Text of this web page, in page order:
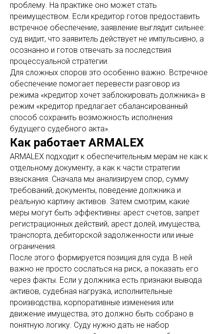
проблему. На практике оно может стать
преимуществом. Если кредитор готов предоставить
встречное обеспечение, заявление выглядит сильнее:
суд видит, что заявитель действует не импульсивно, а
осознанно и готов отвечать за последствия
процессуальной стратегии.
Для сложных споров это особенно важно. Встречное
обеспечение помогает перевести разговор из
режима «кредитор хочет заблокировать должника» в
режим «кредитор предлагает сбалансированный
способ сохранить возможность исполнения
будущего судебного акта».
Как работает ARMALEX
ARMALEX подходит к обеспечительным мерам не как к
отдельному документу, а как к части стратегии
взыскания. Сначала мы анализируем спор, сумму
требований, документы, поведение должника и
реальную картину активов. Затем смотрим, какие
меры могут быть эффективны: арест счетов, запрет
регистрационных действий, арест долей, имущества,
транспорта, дебиторской задолженности или иные
ограничения.
После этого формируется позиция для суда. В ней
важно не просто сослаться на риск, а показать его
через факты. Если у должника есть признаки вывода
активов, судебная нагрузка, исполнительные
производства, корпоративные изменения или
движение имущества, это должно быть собрано в
понятную логику. Суду нужно дать не набор